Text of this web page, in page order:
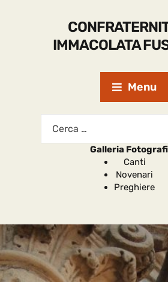
IMMACOLATA
Menu
Galleria
Canti
Novenari
Preghiere